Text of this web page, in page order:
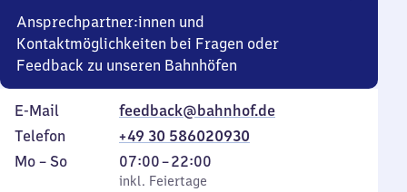
Ansprechpartner:innen und
Kontaktmöglichkeiten bei Fragen oder
Feedback zu unseren Bahnhöfen
E-Mail
feedback@bahnhof.de
Telefon
+49 30 586020930
Montag
Mo – So,
inkl. Feiertage
07:00–22:00
Von
7
inkl. Feiertage